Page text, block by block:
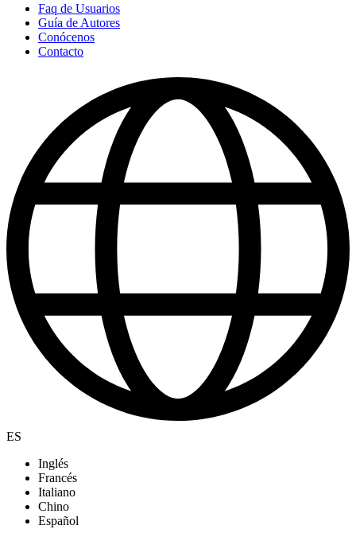
Faq de Usuarios
Guía de Autores
Conócenos
Contacto
ES
Inglés
Francés
Italiano
Chino
Español